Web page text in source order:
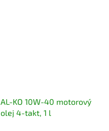
AL-KO 10W-40 motorový
olej 4-takt, 1 l